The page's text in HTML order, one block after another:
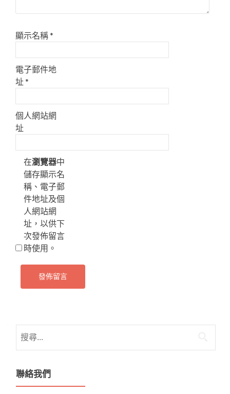
顯示名稱*
電子郵件地
址*
個人網站網
址
在瀏覽器中
儲存顯示名
稱、電子郵
件地址及個
人網站網
址，以供下
次發佈留言
時使用。
尋
鍵
字:
聯絡我們